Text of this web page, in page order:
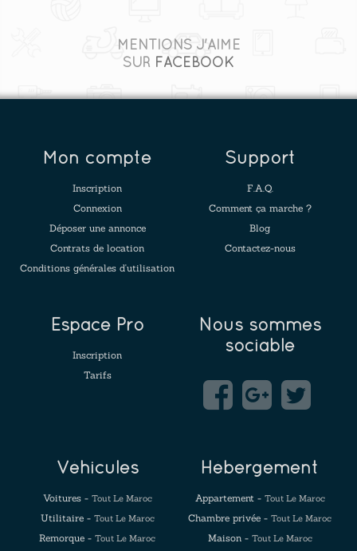
MENTIONS J'AIME
SUR FACEBOOK
Mon compte
Inscription
Connexion
Déposer une annonce
Contrats de location
Conditions générales d'utilisation
Support
F.A.Q.
Comment ça marche ?
Blog
Contactez-nous
Espace Pro
Inscription
Tarifs
Nous sommes
sociable
Véhicules
Voitures - Tout Le Maroc
Utilitaire - Tout Le Maroc
Remorque - Tout Le Maroc
Hébergement
Appartement - Tout Le Maroc
Chambre privée - Tout Le Maroc
Maison - Tout Le Maroc